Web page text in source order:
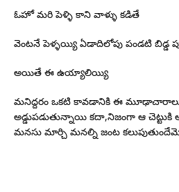
ఓహో మరి పెళ్ళి కాని వాళ్ళు కడితే
వెంటనే పెళ్ళయ్యి ఏడాదిలోపు పండటి బిడ్డ
అయితే ఈ ఉయ్యాలియ్యి
మనిద్దరం ఒకటి కావడానికి ఈ
అడ్డుపడుతున్నాయి కదా,నిజంగా ఆ
మనసు మార్చి మనల్ని జంట